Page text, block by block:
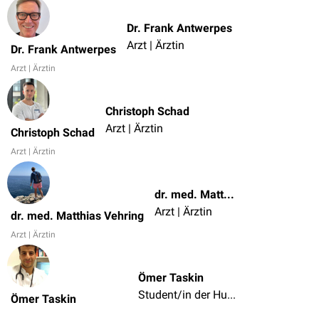
Dr. Frank Antwerpes
Arzt | Ärztin
Dr. Frank Antwerpes
Arzt | Ärztin
Christoph Schad
Arzt | Ärztin
Christoph Schad
Arzt | Ärztin
dr. med. Matthias Vehring
Arzt | Ärztin
dr. med. Matthias Vehring
Arzt | Ärztin
Ömer Taskin
Ömer Taskin
Student/in der Humanmedizin